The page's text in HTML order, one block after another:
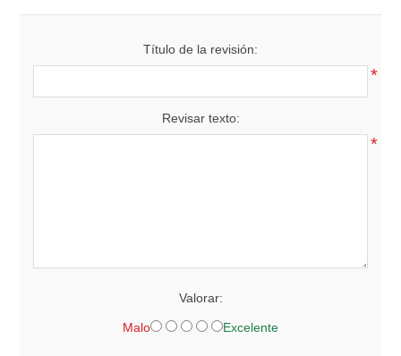
Título de la revisión:
*
Revisar texto:
*
Valorar:
Malo Excelente